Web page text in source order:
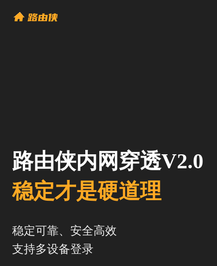
路由侠内网穿透V2.0
稳定才是硬道理
稳定可靠、安全高效
支持多设备登录